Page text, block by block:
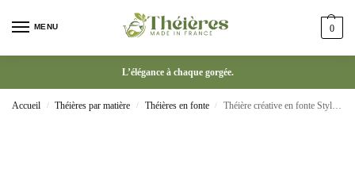
MENU 0
L’élégance à chaque gorgée.
Accueil / Théières par matière / Théières en fonte / Théière créative en fonte Style chinois avec poignée